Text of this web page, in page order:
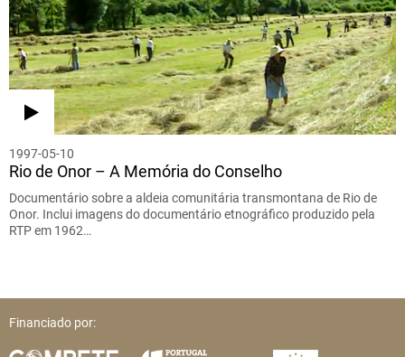
1997-05-10
Rio de Onor – A Memória do Conselho
Documentário sobre a aldeia comunitária transmontana de Rio de
Onor. Inclui imagens do documentário etnográfico produzido pela
RTP em 1962…
Financiado por: